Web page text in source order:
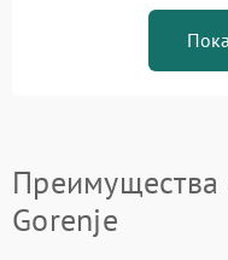
Преимущества
Gorenje